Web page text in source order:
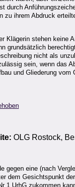
durch
zu ihrem Abdruck
Klägerin stehen keine
grundsätzlich
nicht als
sein, wenn das
und Gliederung
OLG Rostock,
gegen eine (nach
dem Gesichtspunkt
1 UrhG zukommen